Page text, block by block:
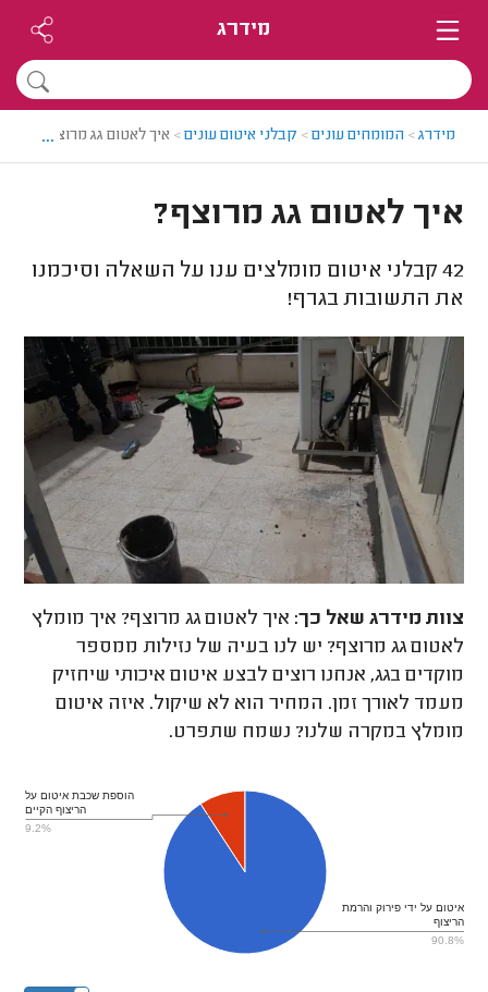
מידרג
מידרג> המומחים עונים> קבלני איטום עונים> איך לאטום גג מרוצף?
...
איך לאטום גג מרוצף?
42 קבלני איטום מומלצים ענו על השאלה וסיכמנו
את התשובות בגרף!
צוות מידרג שאל כך: איך לאטום גג מרוצף? איך מומלץ
לאטום גג מרוצף? יש לנו בעיה של נזילות ממספר
מוקדים בגג, אנחנו רוצים לבצע איטום איכותי שיחזיק
מעמד לאורך זמן. המחיר הוא לא שיקול. איזה איטום
מומלץ במקרה שלנו? נשמח שתפרט.
איטום על ידי פירוק והרמת
הריצוף
90.8%
הוספת שכבת איטום על
הריצוף הקיים
9.2%